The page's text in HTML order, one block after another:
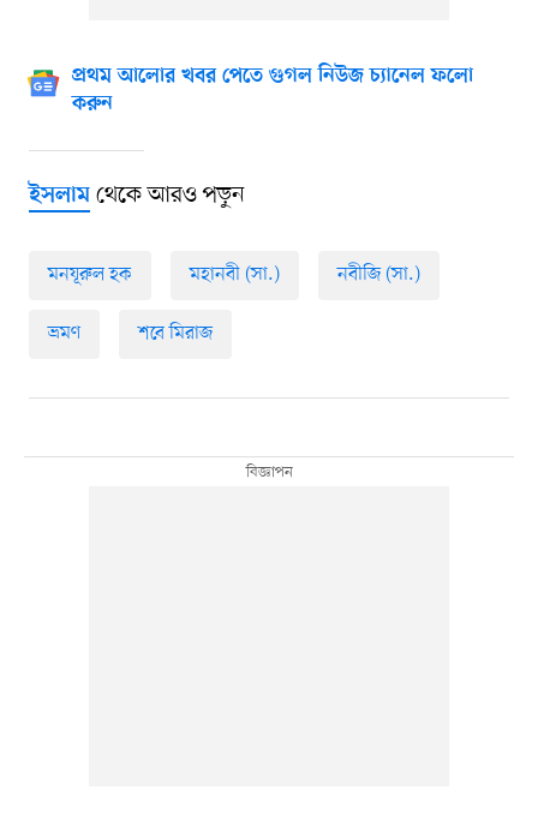
প্রথম আলোর খবর পেতে গুগল নিউজ চ্যানেল ফলো
করুন
ইসলামথেকে আরও পড়ুন
মনযূরুল হক মহানবী (সা.) নবীজি (সা.)
ভ্রমণ শবে মিরাজ